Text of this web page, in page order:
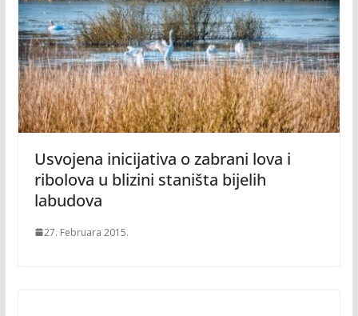
Usvojena inicijativa o zabrani lova i
ribolova u blizini staništa bijelih
labudova
27. Februara 2015.